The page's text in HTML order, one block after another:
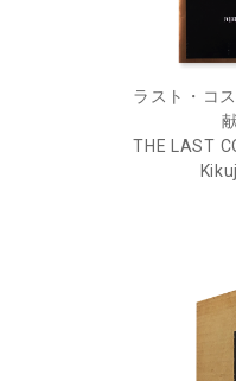
ラスト・コ
THE LAST